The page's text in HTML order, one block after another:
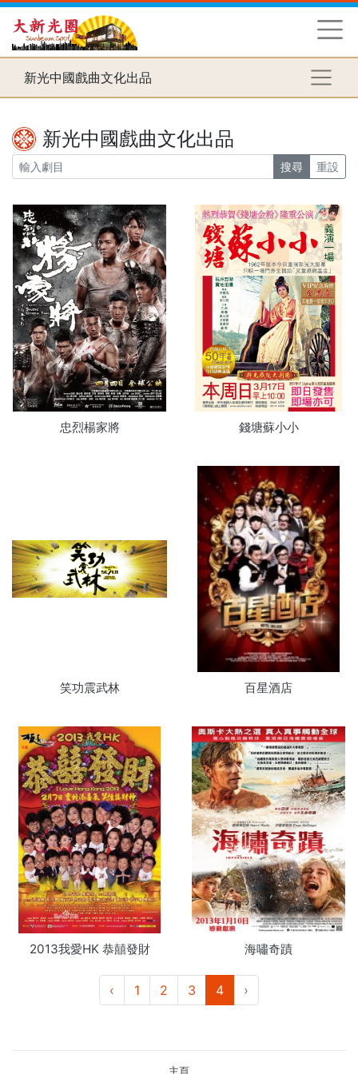
新光中國戲曲文化出品
新光中國戲曲文化出品
搜尋 重設
忠烈楊家將 錢塘蘇小小
笑功震武林 百星酒店
2013我愛HK 恭囍發財 海嘯奇蹟
‹ 1 2 3 4 ›
主頁